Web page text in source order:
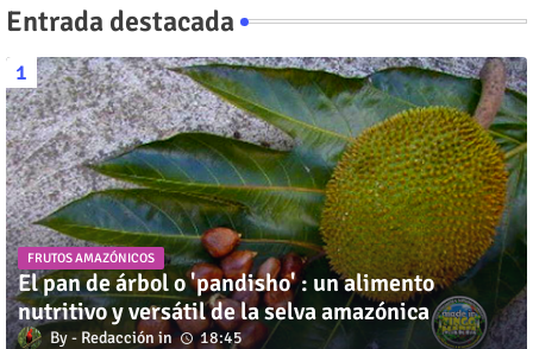
Entrada destacada
FRUTOS AMAZÓNICOS
El pan de árbol o 'pandisho' : un alimento
nutritivo y versátil de la selva amazónica
Redacción 18:45